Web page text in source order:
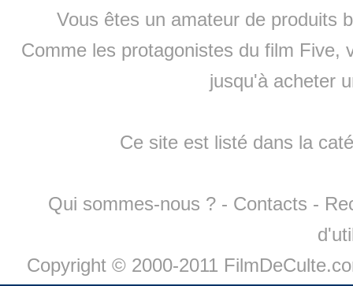
Vous êtes un amateur de produits
Comme les protagonistes du film Five,
jusqu'à acheter
Ce site est listé dans la
Qui sommes-nous ? - Contacts -
Copyright © 2000-2011